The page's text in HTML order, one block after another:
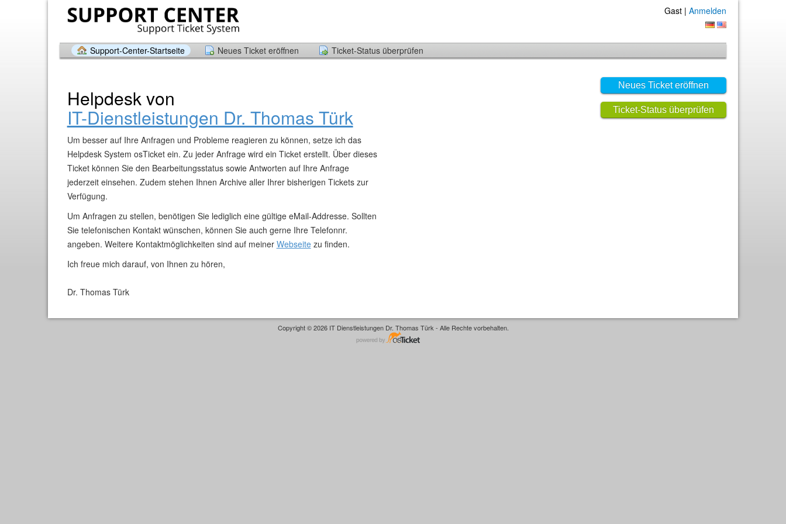
Gast | Anmelden
Support-Center-Startseite Neues Ticket eröffnen Ticket-Status überprüfen
Neues Ticket eröffnen
Ticket-Status überprüfen
Helpdesk von
IT-Dienstleistungen Dr. Thomas Türk
Um besser auf Ihre Anfragen und Probleme reagieren zu können, setze ich das
Helpdesk System osTicket ein. Zu jeder Anfrage wird ein Ticket erstellt. Über dieses
Ticket können Sie den Bearbeitungsstatus sowie Antworten auf Ihre Anfrage
jederzeit einsehen. Zudem stehen Ihnen Archive aller Ihrer bisherigen Tickets zur
Verfügung.
Um Anfragen zu stellen, benötigen Sie lediglich eine gültige eMail-Addresse. Sollten
Sie telefonischen Kontakt wünschen, können Sie auch gerne Ihre Telefonnr.
angeben. Weitere Kontaktmöglichkeiten sind auf meiner Webseitezu finden.
Ich freue mich darauf, von Ihnen zu hören,
Dr. Thomas Türk
Copyright © 2026 IT Dienstleistungen Dr. Thomas Türk - Alle Rechte vorbehalten.